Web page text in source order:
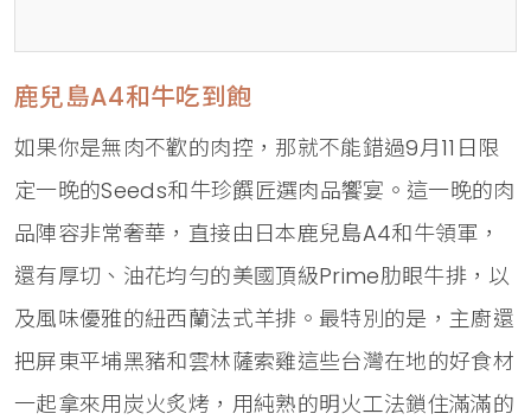
鹿兒島A4和牛吃到飽
如果你是無肉不歡的肉控，那就不能錯過9月11日限
定一晚的Seeds和牛珍饌匠選肉品饗宴。這一晚的肉
品陣容非常奢華，直接由日本鹿兒島A4和牛領軍，
還有厚切、油花均勻的美國頂級Prime肋眼牛排，以
及風味優雅的紐西蘭法式羊排。最特別的是，主廚還
把屏東平埔黑豬和雲林薩索雞這些台灣在地的好食材
一起拿來用炭火炙烤，用純熟的明火工法鎖住滿滿的